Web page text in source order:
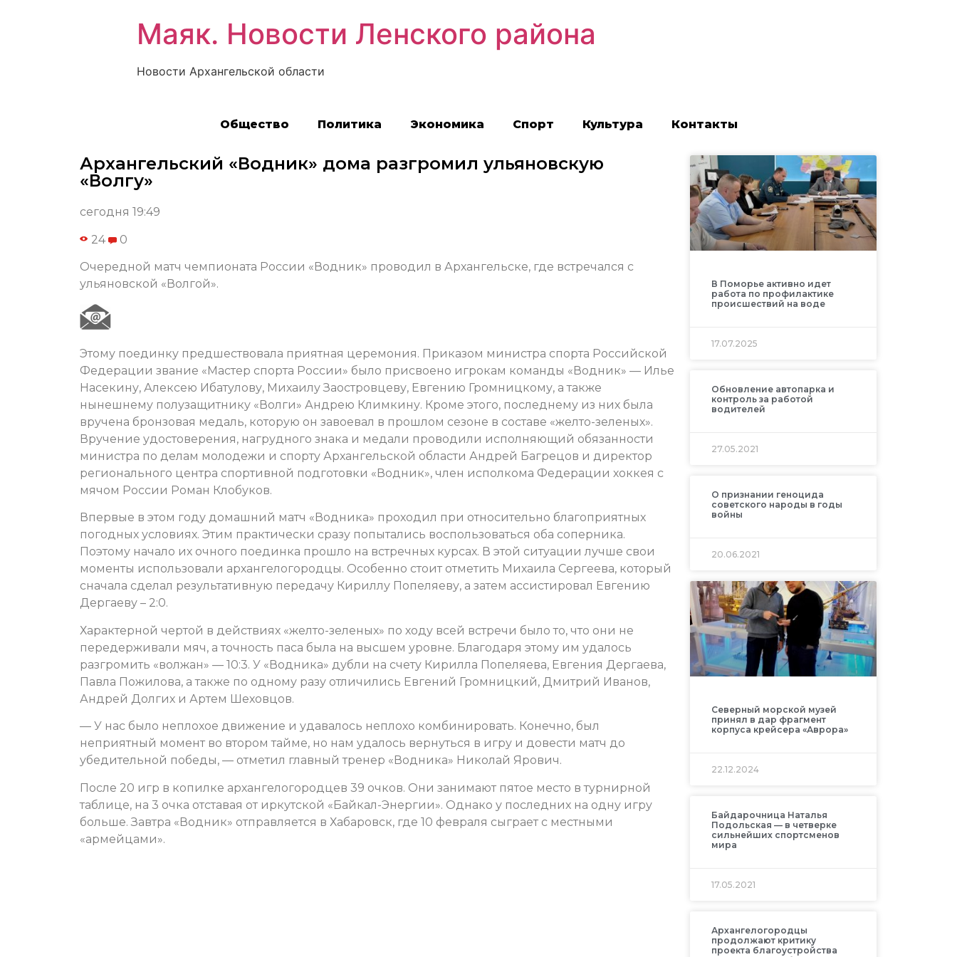
Маяк. Новости Ленского района
Новости Архангельской области
Общество Политика Экономика Спорт Культура Контакты
Архангельский «Водник» дома разгромил ульяновскую
«Волгу»
сегодня 19:49
24 0
Очередной матч чемпионата России «Водник» проводил в Архангельске, где встречался с
ульяновской «Волгой».
Этому поединку предшествовала приятная церемония. Приказом министра спорта Российской
Федерации звание «Мастер спорта России» было присвоено игрокам команды «Водник» — Илье
Насекину, Алексею Ибатулову, Михаилу Заостровцеву, Евгению Громницкому, а также
нынешнему полузащитнику «Волги» Андрею Климкину. Кроме этого, последнему из них была
вручена бронзовая медаль, которую он завоевал в прошлом сезоне в составе «желто-зеленых».
Вручение удостоверения, нагрудного знака и медали проводили исполняющий обязанности
министра по делам молодежи и спорту Архангельской области Андрей Багрецов и директор
регионального центра спортивной подготовки «Водник», член исполкома Федерации хоккея с
мячом России Роман Клобуков.
Впервые в этом году домашний матч «Водника» проходил при относительно благоприятных
погодных условиях. Этим практически сразу попытались воспользоваться оба соперника.
Поэтому начало их очного поединка прошло на встречных курсах. В этой ситуации лучше свои
моменты использовали архангелогородцы. Особенно стоит отметить Михаила Сергеева, который
сначала сделал результативную передачу Кириллу Попеляеву, а затем ассистировал Евгению
Дергаеву – 2:0.
Характерной чертой в действиях «желто-зеленых» по ходу всей встречи было то, что они не
передерживали мяч, а точность паса была на высшем уровне. Благодаря этому им удалось
разгромить «волжан» — 10:3. У «Водника» дубли на счету Кирилла Попеляева, Евгения Дергаева,
Павла Пожилова, а также по одному разу отличились Евгений Громницкий, Дмитрий Иванов,
Андрей Долгих и Артем Шеховцов.
— У нас было неплохое движение и удавалось неплохо комбинировать. Конечно, был
неприятный момент во втором тайме, но нам удалось вернуться в игру и довести матч до
убедительной победы, — отметил главный тренер «Водника» Николай Ярович.
После 20 игр в копилке архангелогородцев 39 очков. Они занимают пятое место в турнирной
таблице, на 3 очка отставая от иркутской «Байкал-Энергии». Однако у последних на одну игру
больше. Завтра «Водник» отправляется в Хабаровск, где 10 февраля сыграет с местными
«армейцами».
В Поморье активно идет
работа по профилактике
происшествий на воде
17.07.2025
Обновление автопарка и
контроль за работой
водителей
27.05.2021
О признании геноцида
советского народы в годы
войны
20.06.2021
Северный морской музей
принял в дар фрагмент
корпуса крейсера «Аврора»
22.12.2024
Байдарочница Наталья
Подольская — в четверке
сильнейших спортсменов
мира
17.05.2021
Архангелогородцы
продолжают критику
проекта благоустройства